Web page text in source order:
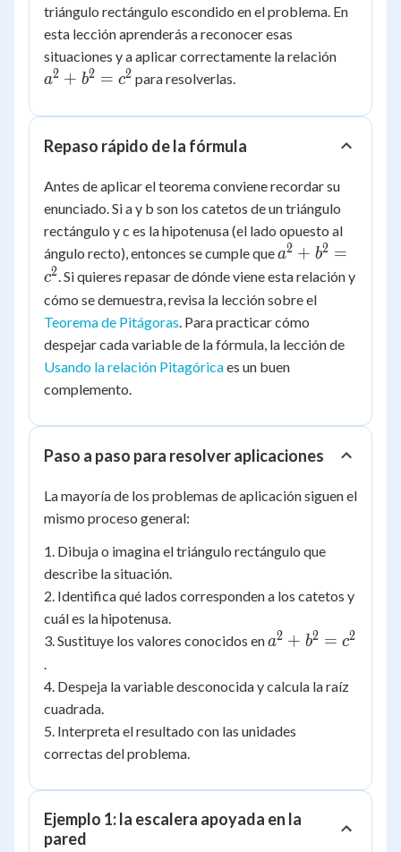
triángulo rectángulo escondido en el problema. En
esta lección aprenderás a reconocer esas
situaciones y a aplicar correctamente la relación
=
a2 + b2 = c2 para resolverlas.
Repaso rápido de la fórmula
Antes de aplicar el teorema conviene recordar su
enunciado. Siay b son los catetos de un triángulo
rectángulo yc es la hipotenusa (el lado opuesto al
ángulo recto), entonces se cumple quea^2
+
b^2
=
c^2
a2 + b2 =
c2. Si quieres repasar de dónde viene esta relación y
cómo se demuestra, revisa la lección sobre el
Teorema de Pitágoras. Para practicar cómo
despejar cada variable de la fórmula, la lección de
Usando la relación Pitagóricaes un buen
complemento.
Paso a paso para resolver aplicaciones
La mayoría de los problemas de aplicación siguen el
mismo proceso general:
1. Dibuja o imagina el triángulo rectángulo que
describe la situación.
2. Identifica qué lados corresponden a los catetos y
cuál es la hipotenusa.
3. Sustituye los valores conocidos ena^2
b^2
a2 + b2 = c2
.
4. Despeja la variable desconocida y calcula la raíz
cuadrada.
5. Interpreta el resultado con las unidades
correctas del problema.
Ejemplo 1: la escalera apoyada en la
pared